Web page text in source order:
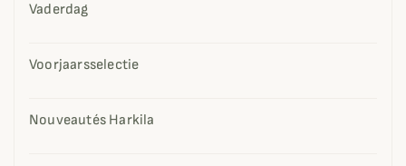
Vaderdag
Voorjaarsselectie
Nouveautés Harkila